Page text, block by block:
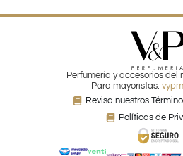
Perfumería y accesorios del
Para mayoristas:
Revisa nuestros
Políticas de